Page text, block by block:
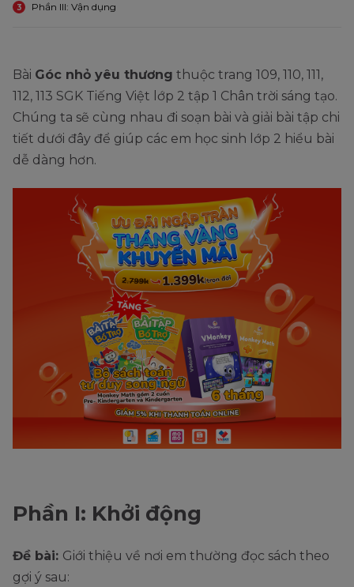
3 Phần III: Vận dụng
Bài Góc nhỏ yêu thương thuộc trang 109, 110, 111,
112, 113 SGK Tiếng Việt lớp 2 tập 1 Chân trời sáng tạo.
Chúng ta sẽ cùng nhau đi soạn bài và giải bài tập chi
tiết dưới đây để giúp các em học sinh lớp 2 hiểu bài
dễ dàng hơn.
Phần I: Khởi động
Đề bài: Giới thiệu về nơi em thường đọc sách theo
gợi ý sau: